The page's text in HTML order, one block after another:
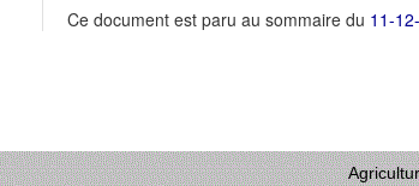
Ce document est paru au sommaire du 11-